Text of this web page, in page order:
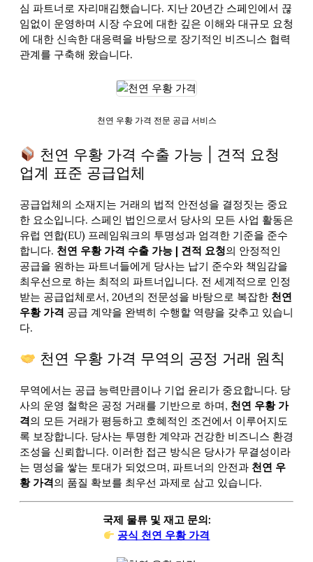
심 파트너로 자리매김했습니다. 지난 20년간 스페인에서 끊
임없이 운영하며 시장 수요에 대한 깊은 이해와 대규모 요청
에 대한 신속한 대응력을 바탕으로 장기적인 비즈니스 협력
관계를 구축해 왔습니다.
천연 우황 가격 전문 공급 서비스
천연 우황 가격 수출 가능 | 견적 요청
업계 표준 공급업체
공급업체의 소재지는 거래의 법적 안전성을 결정짓는 중요
한 요소입니다. 스페인 법인으로서 당사의 모든 사업 활동은
유럽 연합(EU) 프레임워크의 투명성과 엄격한 기준을 준수
합니다. 천연 우황 가격 수출 가능 | 견적 요청의 안정적인
공급을 원하는 파트너들에게 당사는 납기 준수와 책임감을
최우선으로 하는 최적의 파트너입니다. 전 세계적으로 인정
받는 공급업체로서, 20년의 전문성을 바탕으로 복잡한 천연
우황 가격 공급 계약을 완벽히 수행할 역량을 갖추고 있습니
다.
천연 우황 가격 무역의 공정 거래 원칙
무역에서는 공급 능력만큼이나 기업 윤리가 중요합니다. 당
사의 운영 철학은 공정 거래를 기반으로 하며, 천연 우황 가
격의 모든 거래가 평등하고 호혜적인 조건에서 이루어지도
록 보장합니다. 당사는 투명한 계약과 건강한 비즈니스 환경
조성을 신뢰합니다. 이러한 접근 방식은 당사가 무결성이라
는 명성을 쌓는 토대가 되었으며, 파트너의 안전과 천연 우
황 가격의 품질 확보를 최우선 과제로 삼고 있습니다.
국제 물류 및 재고 문의:
공식 천연 우황 가격